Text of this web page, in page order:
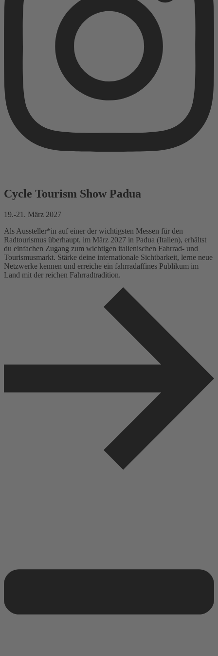
Cycle Tourism Show Padua
19.-21. März 2027
Als Aussteller*in auf einer der wichtigsten Messen für den
Radtourismus überhaupt, im März 2027 in Padua (Italien), erhältst
du einfachen Zugang zum wichtigen italienischen Fahrrad- und
Tourismusmarkt. Stärke deine internationale Sichtbarkeit, lerne neue
Netzwerke kennen und erreiche ein fahrradaffines Publikum im
Land mit der reichen Fahrradtradition.